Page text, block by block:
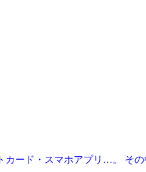
ード・スマホアプリ…。 そ